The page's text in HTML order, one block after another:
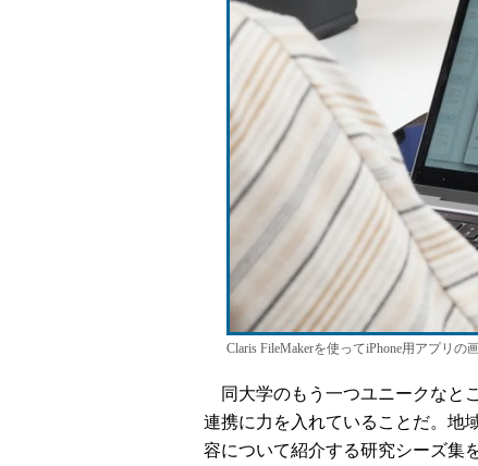
Claris FileMakerを使ってiPhone用アプリの
同大学のもう一つユニークなと
連携に力を入れていることだ。地
容について紹介する研究シーズ集